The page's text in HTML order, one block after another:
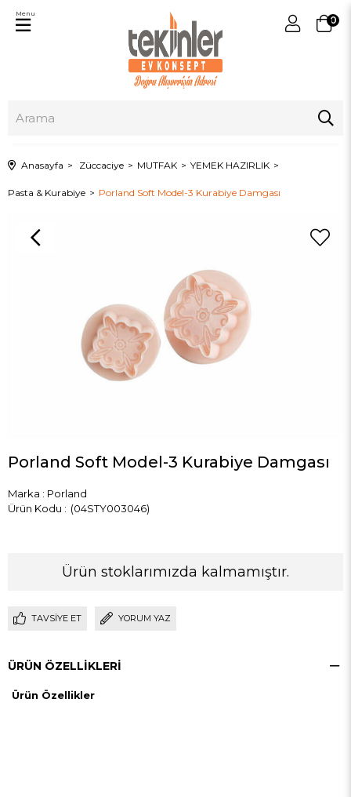
0
Menu
Anasayfa Züccaciye MUTFAK YEMEK HAZIRLIK
Pasta & Kurabiye Porland Soft Model-3 Kurabiye Damgası
Porland Soft Model-3 Kurabiye Damgası
Marka : Porland
(04STY003046)
Ürün stoklarımızda kalmamıştır.
TAVSIYE ET YORUM YAZ
ÜRÜN ÖZELLIKLERI
Ürün Özellikler